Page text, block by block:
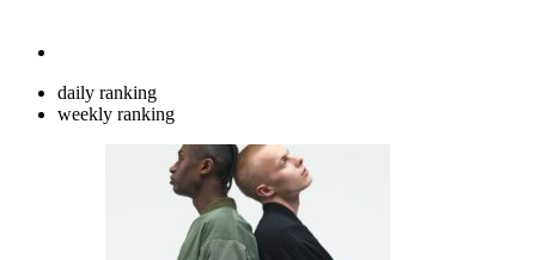
daily ranking
weekly ranking